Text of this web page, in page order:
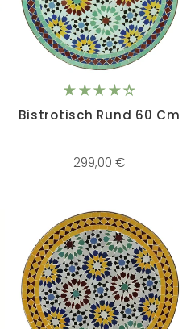
Bistrotisch Rund 60 Cm
299,00 €